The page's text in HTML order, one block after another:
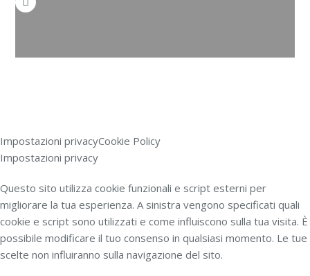
Impostazioni privacyCookie Policy
Impostazioni privacy
Questo sito utilizza cookie funzionali e script esterni per
migliorare la tua esperienza. A sinistra vengono specificati quali
cookie e script sono utilizzati e come influiscono sulla tua visita. È
possibile modificare il tuo consenso in qualsiasi momento. Le tue
scelte non influiranno sulla navigazione del sito.